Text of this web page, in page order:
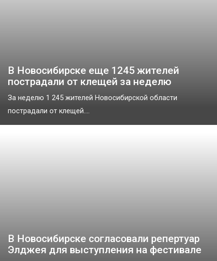
В Новосибирске еще 1245 жителей
пострадали от клещей за неделю
За неделю 1 245 жителей Новосибирской области
пострадали от клещей....
В Новосибирске согласовали репертуар
Элджея для выступления на фестивале